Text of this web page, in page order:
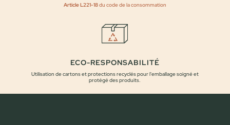
Article L221-18du code de la consommation
ECO-RESPONSABILITÉ
Utilisation de cartons et protections recyclés pour l'emballage soigné et
protégé des produits.